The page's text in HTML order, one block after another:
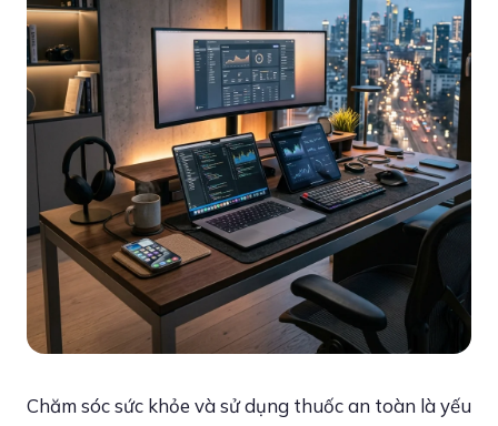
Chăm sóc sức khỏe và sử dụng thuốc an toàn là yếu